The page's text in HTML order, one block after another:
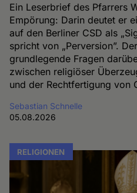
Ein Leserbrief des Pfarrers
Empörung: Darin deutet er
auf den Berliner CSD als
spricht von „Perversion”.
grundlegende Fragen
zwischen religiöser
und der Rechtfertigung von
Sebastian Schnelle
05.08.2026
RELIGIONEN